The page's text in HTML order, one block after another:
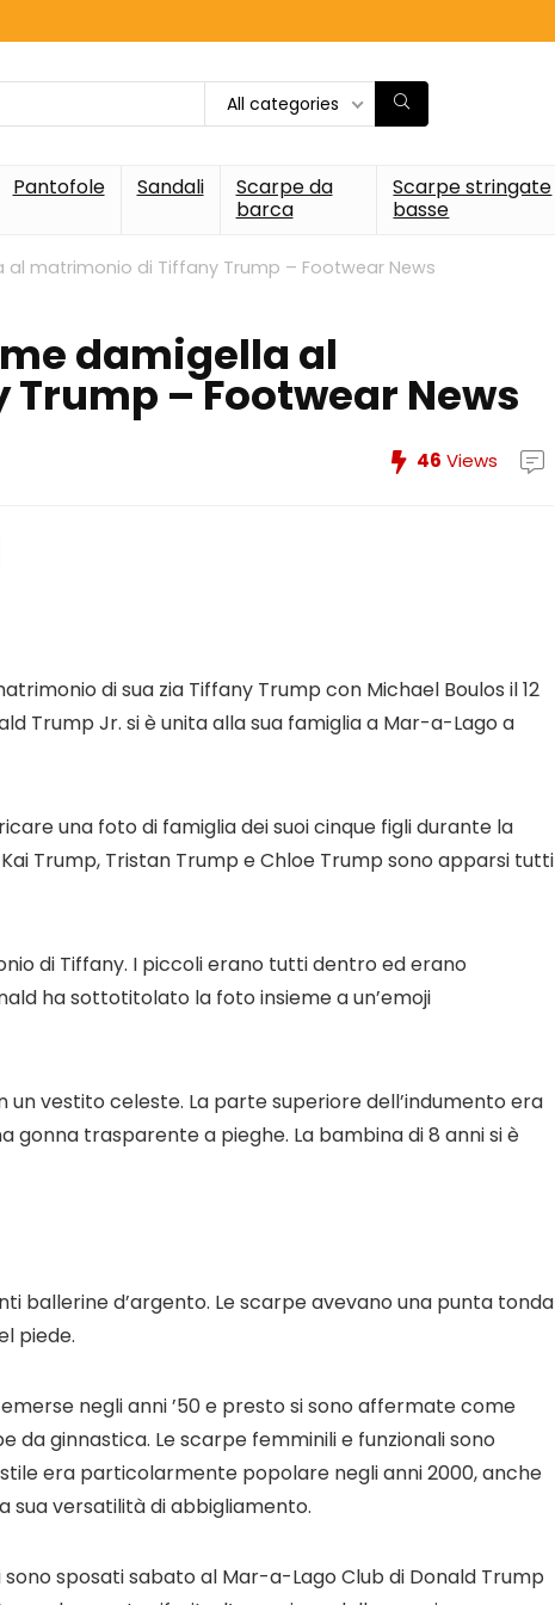
All categories
Pantofole Sandali
Scarpe da
barca
Scarpe stringate
basse
matrimonio di Tiffany Trump – Footwear News
damigella al
– Footwear News
46 Views
di sua zia Tiffany Trump con Michael Boulos il 12
Trump Jr. si è unita alla sua famiglia a Mar-a-Lago a
una foto di famiglia dei suoi cinque figli durante la
Trump, Tristan Trump e Chloe Trump sono apparsi tutti
di Tiffany. I piccoli erano tutti dentro ed erano
ha sottotitolato la foto insieme a un’emoji
vestito celeste. La parte superiore dell’indumento era
trasparente a pieghe. La bambina di 8 anni si è
ballerine d’argento. Le scarpe avevano una punta tonda
piede.
negli anni ’50 e presto si sono affermate come
da ginnastica. Le scarpe femminili e funzionali sono
era particolarmente popolare negli anni 2000, anche
sua versatilità di abbigliamento.
sono sposati sabato al Mar-a-Lago Club di Donald Trump